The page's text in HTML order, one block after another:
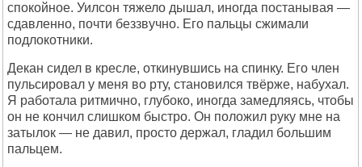
спокойное. Уилсон тяжело дышал, иногда постанывая —
сдавленно, почти беззвучно. Его пальцы сжимали
подлокотники.
Декан сидел в кресле, откинувшись на спинку. Его член
пульсировал у меня во рту, становился твёрже, набухал.
Я работала ритмично, глубоко, иногда замедляясь, чтобы
он не кончил слишком быстро. Он положил руку мне на
затылок — не давил, просто держал, гладил большим
пальцем.